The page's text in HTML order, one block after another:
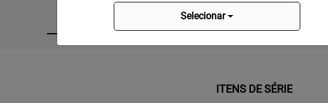
ITENS DE SÉRIE
Selecionar